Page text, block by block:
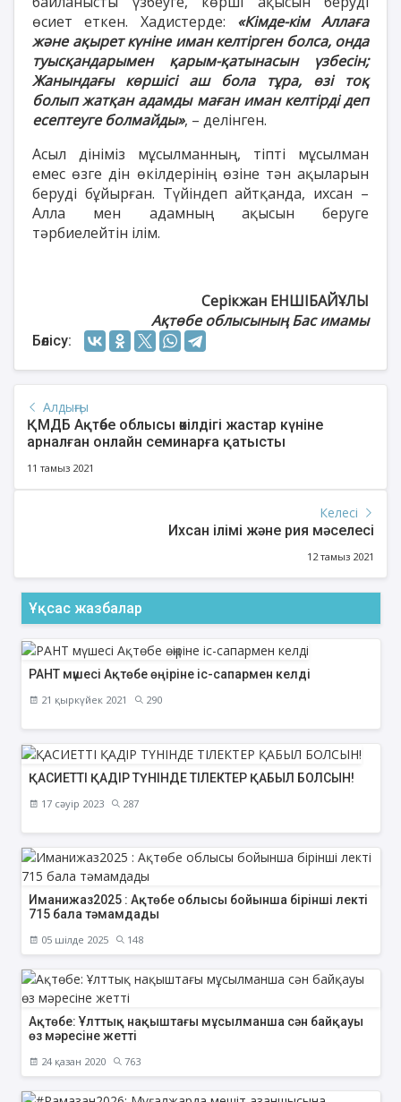
өсиет еткен. Хадистерде: «Кімде-кім Аллаға
және ақырет күніне иман келтірген болса, онда
туысқандарымен қарым-қатынасын үзбесін;
Жанындағы көршісі аш бола тұра, өзі тоқ
болып жатқан адамды маған иман келтірді деп
есептеуге болмайды», – делінген.
Асыл дініміз мұсылманның, тіпті мұсылман
емес өзге дін өкілдерінің өзіне тән ақыларын
беруді бұйырған. Түйіндеп айтқанда, ихсан –
Алла мен адамның ақысын беруге
тәрбиелейтін ілім.
Серікжан ЕНШІБАЙҰЛЫ
Ақтөбе облысының Бас имамы
Бөлісу:
Алдыңғы
ҚМДБ Ақтөбе облысы өкілдігі жастар күніне
арналған онлайн семинарға қатысты
11 тамыз 2021
Келесі
Ихсан ілімі және рия мәселесі
12 тамыз 2021
Ұқсас жазбалар
РАНТ мүшесі Ақтөбе өңіріне іс-сапармен келді
21 қыркүйек 2021 290
ҚАСИЕТТІ ҚАДІР ТҮНІНДЕ ТІЛЕКТЕР ҚАБЫЛ БОЛСЫН!
17 сәуір 2023 287
Иманижаз2025 : Ақтөбе облысы бойынша бірінші лекті
715 бала тәмамдады
05 шілде 2025 148
Ақтөбе: Ұлттық нақыштағы мұсылманша сән байқауы
өз мәресіне жетті
24 қазан 2020 763